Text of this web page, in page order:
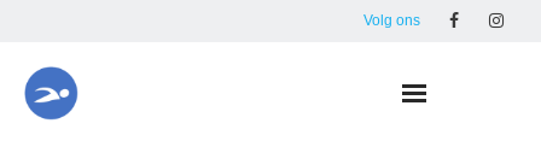
content
Volg ons